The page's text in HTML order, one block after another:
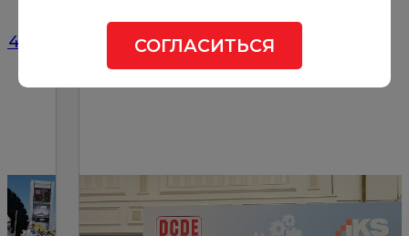
Форум DCDE Central Asia 2026
Алматы
СОГЛАСИТЬСЯ